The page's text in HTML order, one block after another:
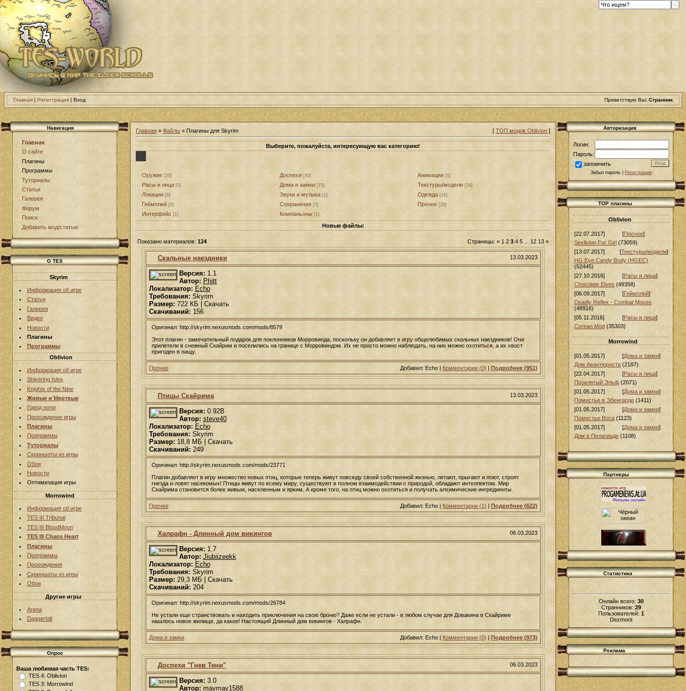
Главная | Регистрация | Вход Приветствую Вас Странник
Навигация
Главная
О сайте
Плагины
Программы
Туториалы
Статьи
Галерея
Форум
Поиск
Добавить мод/статью
О TES
Skyrim
Информация об игре
Статьи
Галерея
Видео
Новости
Плагины
Программы
Oblivion
Информация об игре
Shivering Isles
Knights of the Nine
Живые и Мертвые
Город ночи
Прохождение игры
Плагины
Программы
Туториалы
Скриншоты из игры
Обои
Новости
Оптимизация игры
Morrowind
Информация об игре
TES III Tribunal
TES III BloodMoon
TES III Chaos Heart
Плагины
Программы
Прохождения
Скриншоты из игры
Обои
Другие игры
Arena
Daggerfall
Опрос
Ваша любимая часть TES:
TES 4: Oblivion
TES 3: Morrowind
Главная » Файлы » Плагины для Skyrim [ ТОП модов Oblivion ]
Выберите, пожалуйста, интересующую вас категорию!
Оружие [20] Доспехи [40] Анимации [0]
Расы и лица [0] Дома и замки [15] Текстуры/модели [14]
Локации [8] Звуки и музыка [1] Одежда [16]
Геймплей [0] Сохранения [0] Прочее [28]
Интерфейс [1] Компаньоны [1]
Новые файлы:
Показано материалов: 124 Страницы: « 1 2 3 4 5 12 13 »
Скальные наездники 13.03.2023
Версия:1.1
Автор: Phitt
Локализатор: Echo
Требования:Skyrim
Размер:722 КБ | Скачать
Скачиваний: 156
Оригинал: http://skyrim.nexusmods.com/mods/8579
Этот плагин - замечательный подарок для поклонников Морровинда, поскольку он добавляет в игру общелюбимых скальных наездников! Они
прилетели в снежный Скайрим и поселились на границе с Морровиндом. Их не просто можно наблюдать, на них можно охотиться, а их хвост
пригоден в пищу.
Добавил: Echo | Комментарии (0) | Подробнее (951)
Прочее
Птицы Скайрима 13.03.2023
Версия:0.92B
Автор: steve40
Локализатор: Echo
Требования:Skyrim
Размер:18,8 МБ | Скачать
Скачиваний: 249
Оригинал: http://skyrim.nexusmods.com/mods/23771
Плагин добавляет в игру множество новых птиц, которые теперь живут повсюду своей собственной жизнью, летают, прыгают и поют, строят
гнезда и ловят насекомых! Птицы живут по всему миру, существуют в полном взаимодействии с природой, обладают интеллектом. Мир
Скайрима становится более живым, населенным и ярким. А кроме того, на птиц можно охотиться и получать алхимические ингредиенты.
Добавил: Echo | Комментарии (1) | Подробнее (622)
Прочее
Халрафн - Длинный дом викингов 06.03.2023
Версия:1.7
Автор: Jiubiizeekk
Локализатор: Echo
Требования:Skyrim
Размер:29,3 МБ | Скачать
Скачиваний: 204
Оригинал: http://skyrim.nexusmods.com/mods/26784
Не устали еще странствовать и находить приключения на свою броню? Даже если не устали - в любом случае для Довакина в Скайриме
нашлось новое жилище, да какое! Настоящий Длинный дом викингов - Халрафн.
Добавил: Echo | Комментарии (0) | Подробнее (973)
Дома и замки
Доспехи "Гнев Тени" 06.03.2023
Версия:3.0
Автор: maymay1588
Авторизация
Логин:
Пароль:
запомнить
Забыл пароль | Регистрация
TOP плагины
Oblivion
[22.07.2017] [Прочее]
Sexlivion For Girl (73059)
[13.07.2017]
[Текстуры/модели]
HG Eye Candy Body (HGEC)
(52445)
[27.10.2016]
[Расы и лица]
Chocolate Elves (49358)
[06.09.2017]
[Геймплей]
Deadly Reflex - Combat Moves
(48916)
[05.11.2016]
[Расы и лица]
Corean Mod (35303)
Morrowind
[01.05.2017] [Дома и замки]
Дом Авантюриста (2187)
[22.04.2017]
[Расы и лица]
Проклятый Эльф (2071)
[01.05.2017]
[Дома и замки]
Поместье в Эбенгарде (1411)
[01.05.2017]
[Дома и замки]
Поместье Воса (1123)
[01.05.2017]
[Дома и замки]
Дом в Пелагиаде (1108)
Партнеры
Статистика
Онлайн всего: 30
Странников: 29
Пользователей: 1
Dezmont
Реклама